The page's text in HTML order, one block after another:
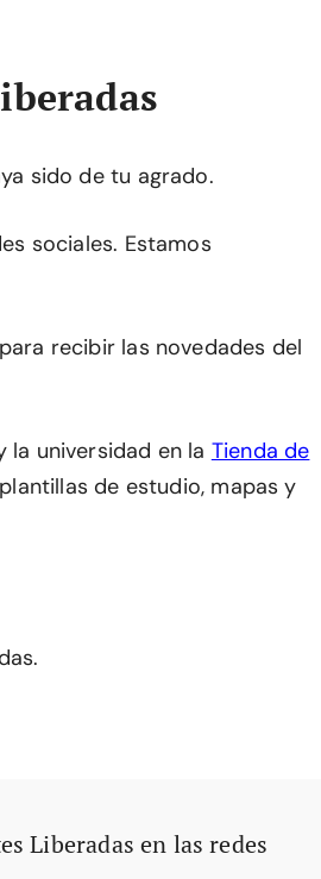
sido de tu agrado.
sociales. Estamos
para recibir las novedades del
la universidad en la Tienda de
de estudio, mapas y
Liberadas en las redes